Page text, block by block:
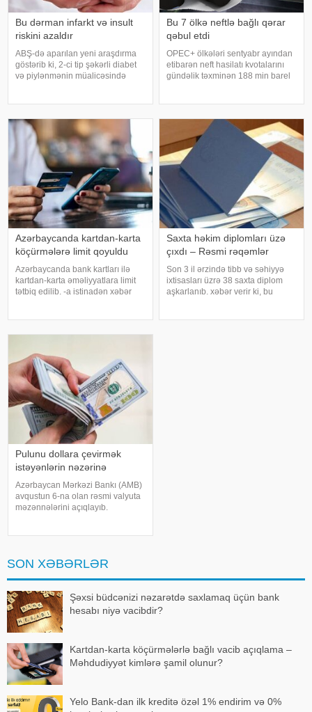
Bu dərman infarkt və insult
riskini azaldır
ABŞ-də aparılan yeni araşdırma
göstərib ki, 2-ci tip şəkərli diabet
və piylənmənin müalicəsində
riskini əhəmiyyətli dərəcəd
Bu 7 ölkə neftlə bağlı qərar
qəbul etdi
OPEC+ ölkələri sentyabr ayından
etibarən neft hasilatı kvotalarını
gündəlik təxminən 188 min barel
dayandırılacaq
Azərbaycanda kartdan-karta
köçürmələrə limit qoyuldu
Azərbaycanda bank kartları ilə
kartdan-karta əməliyyatlara limit
tətbiq edilib. -a istinadən xəbər
ölkədə kartla əməliyyatlar
Saxta həkim diplomları üzə
çıxdı – Rəsmi rəqəmlər
Son 3 il ərzində tibb və səhiyyə
ixtisasları üzrə 38 saxta diplom
aşkarlanıb. xəbər verir ki, bu
Pulunu dollara çevirmək
istəyənlərin nəzərinə
Azərbaycan Mərkəzi Bankı (AMB)
avqustun 6-na olan rəsmi valyuta
məzənnələrini açıqlayıb.
səviyyəsində qalıb. Bu gün
SON XƏBƏRLƏR
Şəxsi büdcənizi nəzarətdə saxlamaq üçün bank
hesabı niyə vacibdir?
Kartdan-karta köçürmələrlə bağlı vacib açıqlama –
Məhdudiyyət kimlərə şamil olunur?
Yelo Bank-dan ilk kreditə özəl 1% endirim və 0%